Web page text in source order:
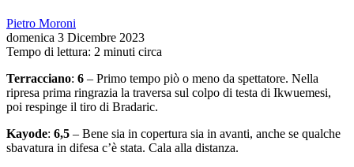
Pietro Moroni
domenica 3 Dicembre 2023
Tempo di lettura: 2 minuti circa
Terracciano: 6 – Primo tempo piò o meno da spettatore. Nella
ripresa prima ringrazia la traversa sul colpo di testa di Ikwuemesi,
poi respinge il tiro di Bradaric.
Kayode: 6,5 – Bene sia in copertura sia in avanti, anche se qualche
sbavatura in difesa c’è stata. Cala alla distanza.